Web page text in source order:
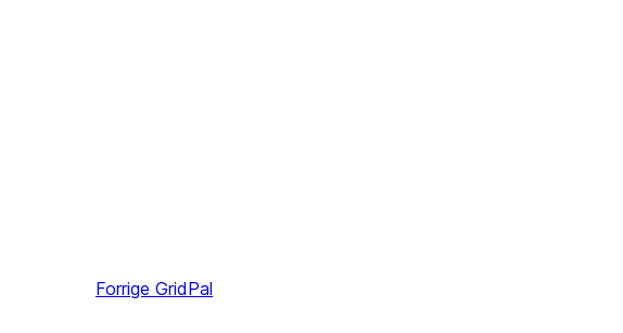
Forrige GridPal